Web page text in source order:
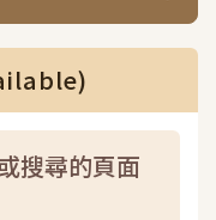
搜尋的頁面